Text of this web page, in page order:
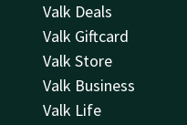
Valk Deals
Valk Giftcard
Valk Store
Valk Business
Valk Life